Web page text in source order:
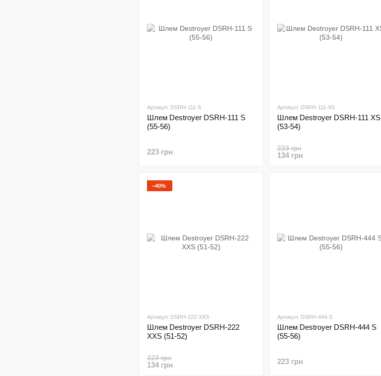
Артикул: DSRH-111-S
Шлем Destroyer DSRH-111 S
(55-56)
223 грн
Артикул: DSRH-111-XS
Шлем Destroyer DSRH-111 XS
(53-54)
223 грн
134 грн
−40%
Артикул: DSRH-222-XXS
Шлем Destroyer DSRH-222
XXS (51-52)
223 грн
134 грн
Артикул: DSRH-444-S
Шлем Destroyer DSRH-444 S
(55-56)
223 грн